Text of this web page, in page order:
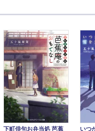
下町俳句お弁当処 芭蕉 いつ